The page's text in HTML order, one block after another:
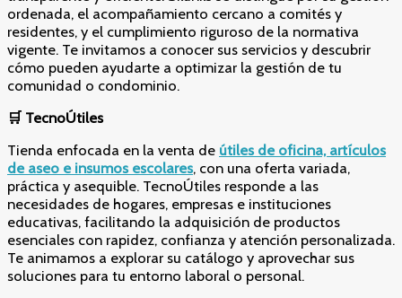
ordenada, el acompañamiento cercano a comités y
residentes, y el cumplimiento riguroso de la normativa
vigente. Te invitamos a conocer sus servicios y descubrir
cómo pueden ayudarte a optimizar la gestión de tu
comunidad o condominio.
🛒 TecnoÚtiles
Tienda enfocada en la venta de útiles de oficina, artículos
de aseo e insumos escolares, con una oferta variada,
práctica y asequible. TecnoÚtiles responde a las
necesidades de hogares, empresas e instituciones
educativas, facilitando la adquisición de productos
esenciales con rapidez, confianza y atención personalizada.
Te animamos a explorar su catálogo y aprovechar sus
soluciones para tu entorno laboral o personal.